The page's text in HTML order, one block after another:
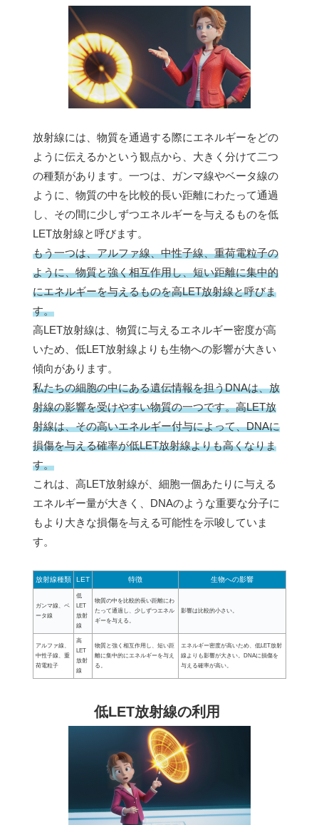
放射線には、物質を通過する際にエネルギーをどの
ように伝えるかという観点から、大きく分けて二つ
の種類があります。一つは、ガンマ線やベータ線の
ように、物質の中を比較的長い距離にわたって通過
し、その間に少しずつエネルギーを与えるものを低
LET放射線と呼びます。
もう一つは、アルファ線、中性子線、重荷電粒子の
ように、物質と強く相互作用し、短い距離に集中的
にエネルギーを与えるものを高LET放射線と呼びま
す。
高LET放射線は、物質に与えるエネルギー密度が高
いため、低LET放射線よりも生物への影響が大きい
傾向があります。
私たちの細胞の中にある遺伝情報を担うDNAは、放
射線の影響を受けやすい物質の一つです。高LET放
射線は、その高いエネルギー付与によって、DNAに
損傷を与える確率が低LET放射線よりも高くなりま
す。
これは、高LET放射線が、細胞一個あたりに与える
エネルギー量が大きく、DNAのような重要な分子に
もより大きな損傷を与える可能性を示唆していま
す。
放射線種類 LET 特徴 生物への影響
ガンマ線、ベ
ータ線
低
LET
放射
線
物質の中を比較的長い距離にわ
たって通過し、少しずつエネル
ギーを与える。
影響は比較的小さい。
アルファ線、
中性子線、重
荷電粒子
高
LET
放射
線
物質と強く相互作用し、短い距
離に集中的にエネルギーを与え
る。
エネルギー密度が高いため、低LET放射
線よりも影響が大きい。DNAに損傷を
与える確率が高い。
低LET放射線の利用